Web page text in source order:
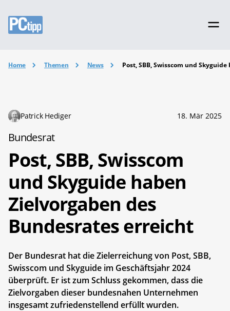
Home Themen News Post, SBB, Swisscom und
Patrick Hediger 18. Mär 2025
Bundesrat
Post, SBB, Swisscom
und Skyguide haben
Zielvorgaben des
Bundesrates erreicht
Der Bundesrat hat die Zielerreichung von Post, SBB,
Swisscom und Skyguide im Geschäftsjahr 2024
überprüft. Er ist zum Schluss gekommen, dass die
Zielvorgaben dieser bundesnahen Unternehmen
insgesamt zufriedenstellend erfüllt wurden.